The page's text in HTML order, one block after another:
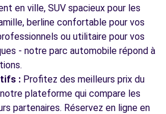
en ville, SUV spacieux pour les
berline confortable pour vos
ou utilitaire pour vos
- notre parc automobile répond à
: Profitez des meilleurs prix du
plateforme qui compare les
partenaires. Réservez en ligne en